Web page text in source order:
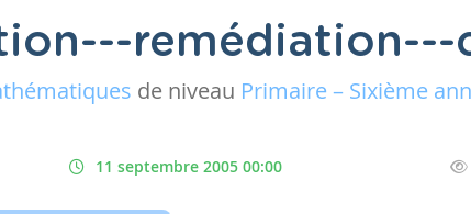
remédiation---
de niveau Primaire – Sixième
11 septembre 2005 00:00